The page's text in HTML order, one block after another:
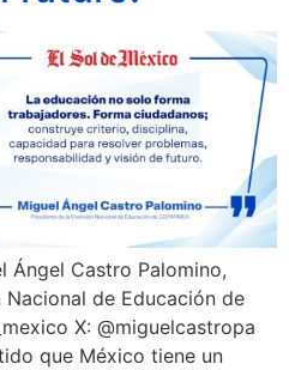
Castro Palomino,
de Educación de
X: @miguelcastropa
que México tiene un